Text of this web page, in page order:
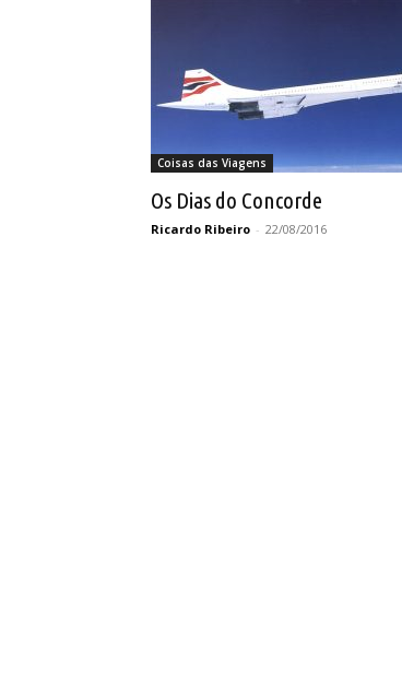
Coisas das Viagens
Os Dias do Concorde
Ricardo Ribeiro - 22/08/2016